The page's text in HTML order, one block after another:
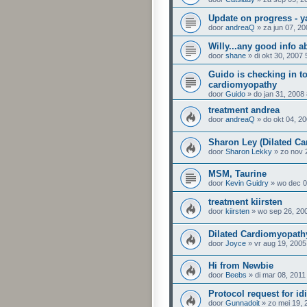
Update on progress -
door andreaQ » za jun 07,
Willy...any good info
door shane » di okt 30, 2007
Guido is checking in
cardiomyopathy
door Guido » do jan 31, 2008
treatment andrea
door andreaQ » do okt 04,
Sharon Ley (Dilated
door Sharon Lekky » zo nov
MSM, Taurine
door Kevin Guidry » wo dec
treatment kiirsten
door kiirsten » wo sep 26,
Dilated
door Joyce » vr aug 19,
Hi from Newbie
door Beebs » di mar 08,
Protocol request for
door Gunnadoit » zo mei 19,